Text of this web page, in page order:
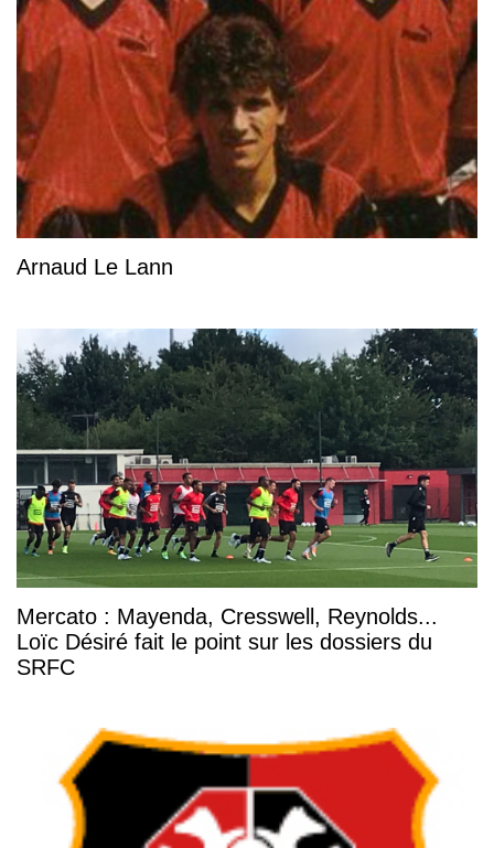
Arnaud Le Lann
Mercato : Mayenda, Cresswell, Reynolds...
Loïc Désiré fait le point sur les dossiers du
SRFC